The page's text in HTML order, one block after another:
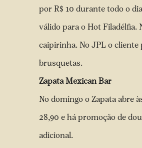
por R$ 10 durante todo o
válido para o Hot Filadélfia.
caipirinha. No JPL o cliente
brusquetas.
Zapata Mexican Bar
No domingo o Zapata abre
28,90 e há promoção de
adicional.